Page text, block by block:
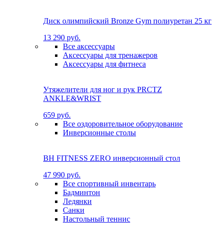
Диск олимпийский Bronze Gym полиуретан 25 кг
13 290 руб.
Все аксессуары
Аксессуары для тренажеров
Аксессуары для фитнеса
Утяжелители для ног и рук PRCTZ
ANKLE&WRIST
659 руб.
Все оздоровительное оборудование
Инверсионные столы
BH FITNESS ZERO инверсионный стол
47 990 руб.
Все спортивный инвентарь
Бадминтон
Ледянки
Санки
Настольный теннис